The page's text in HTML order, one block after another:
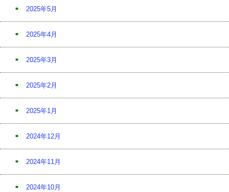
2025年5月
2025年4月
2025年3月
2025年2月
2025年1月
2024年12月
2024年11月
2024年10月